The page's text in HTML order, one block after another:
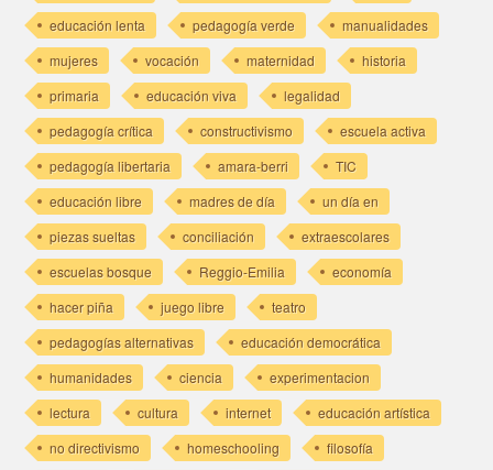
educación lenta pedagogía verde
manualidades
mujeres
vocación maternidad
historia
primaria
educación viva
legalidad
pedagogía crítica
constructivismo
escuela activa
pedagogía libertaria
amara-berri
TIC
educación libre
madres de día
un día en
piezas sueltas
conciliación
extraescolares
escuelas bosque
Reggio-Emilia
economía
hacer piña
juego libre
teatro
pedagogías alternativas
educación democrática
humanidades
ciencia
experimentacion
lectura
cultura internet
educación artística
no directivismo
homeschooling
filosofía